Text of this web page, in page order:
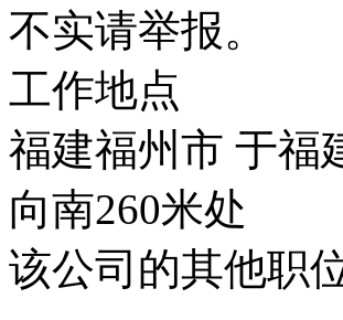
不实请举报。
工作地点
福建福州市 于福
向南260米处
该公司的其他职